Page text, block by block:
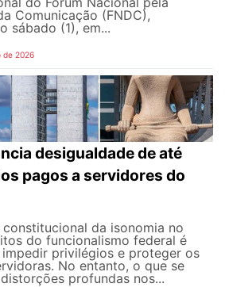
Comunicação (FNDC),
sábado (1), em...
de 2026
desigualdade de até
pagos a servidores do
da isonomia no
do funcionalismo federal é
privilégios e proteger os
No entanto, o que se
profundas nos...